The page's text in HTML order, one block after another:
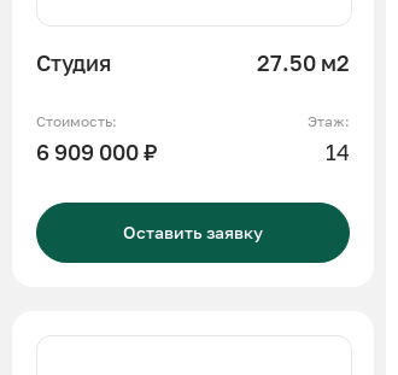
Студия 27.50 м2
Стоимость:
6 909 000 ₽
Этаж:
14
Оставить заявку